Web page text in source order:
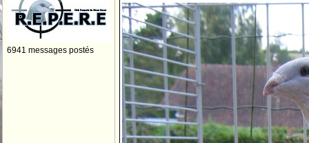
6941 messages postés